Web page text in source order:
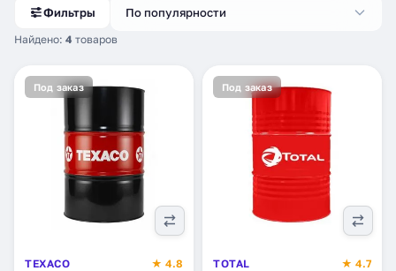
Фильтры
Найдено: 4 товаров
По популярности
Под заказ
TEXACO
★ 4.8
Под заказ
TOTAL
★ 4.7